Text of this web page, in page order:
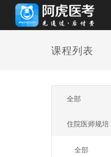
课程列表
全部
住院医师规培
全部